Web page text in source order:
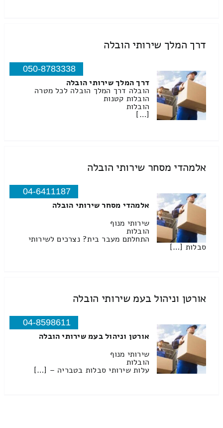
דרך המלך שירותי הובלה
050-8783338
דרך המלך שירותי הובלה
הובלה דרך המלך הובלה לכל מטרה
הובלות קטנות
הובלות
[…]
אלמהדי מסחר שירותי הובלה
04-6411187
אלמהדי מסחר שירותי הובלה
שירותי מנוף
הובלות
התחלתם מעבר בית? נצרכים לשירותי
סבלות […]
אורטן וניהול בעמ שירותי הובלה
04-8598611
אורטן וניהול בעמ שירותי הובלה
שירותי מנוף
הובלות
עלות שירותי סבלות בטבריה – […]